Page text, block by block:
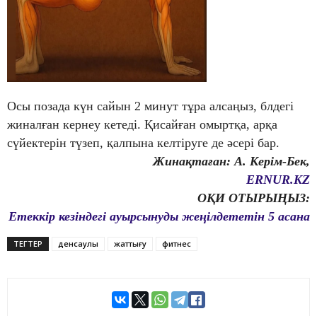
Осы позада күн сайын 2 минут тұра алсаңыз, блдегі
жиналған кернеу кетеді. Қисайған омыртқа, арқа
сүйектерін түзеп, қалпына келтіруге де әсері бар.
Жинақтаған: А. Керім-Бек,
ERNUR.KZ
ОҚИ ОТЫРЫҢЫЗ:
Етеккір кезіндегі ауырсынуды жеңілдететін 5 асана
ТЕГТЕР денсаулық жаттығу фитнес